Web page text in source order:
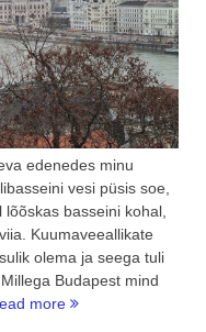
edenedes minu
vesi püsis soe,
basseini kohal,
Kuumaveeallikate
olema ja seega tuli
Budapest mind
more “Budapest,